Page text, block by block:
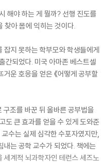
해야 하는 게 뭘까? 선행 진도를
찾아 몸에 익히는 것이다.
잡지 못하는 학부모와 학생들에게
간되었다. 미국 아마존 베스트셀
운 호응을 얻은 《어떻게 공부할
구조를 바꾼 뒤 올바른 공부법을
도 큰 효과를 얻을 수 있게 도와준
수는 실제 심각한 수포자였지만,
내는 공학 교수가 되었다. 책에는
세계적 뇌과학자인 테런스 세즈노